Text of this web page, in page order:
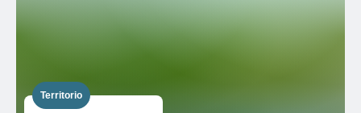
Territorio